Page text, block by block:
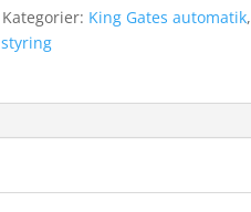
Kategorier: King Gates automatik,